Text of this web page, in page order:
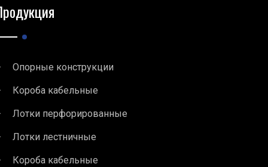
Опорные конструкции
Короба кабельные
Лотки перфорированные
Лотки лестничные
Короба кабельные